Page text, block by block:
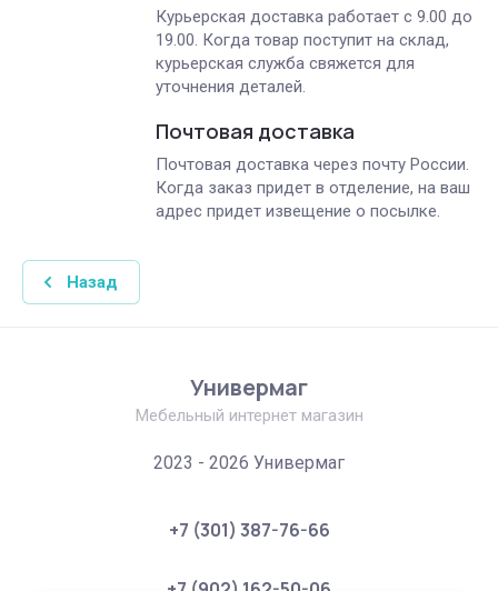
Курьерская доставка работает с 9.00 до
19.00. Когда товар поступит на склад,
курьерская служба свяжется для
уточнения деталей.
Почтовая доставка
Почтовая доставка через почту России.
Когда заказ придет в отделение, на ваш
адрес придет извещение о посылке.
Назад
Универмаг
Мебельный интернет магазин
2023 - 2026 Универмаг
+7 (301) 387-76-66